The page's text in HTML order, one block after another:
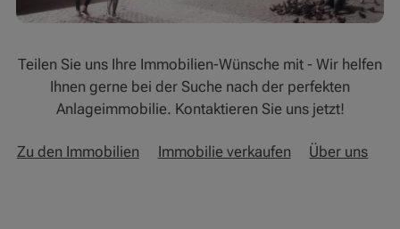
Teilen Sie uns Ihre Immobilien-Wünsche mit - Wir helfen
Ihnen gerne bei der Suche nach der perfekten
Anlageimmobilie. Kontaktieren Sie uns jetzt!
Zu den Immobilien Immobilie verkaufen Über uns